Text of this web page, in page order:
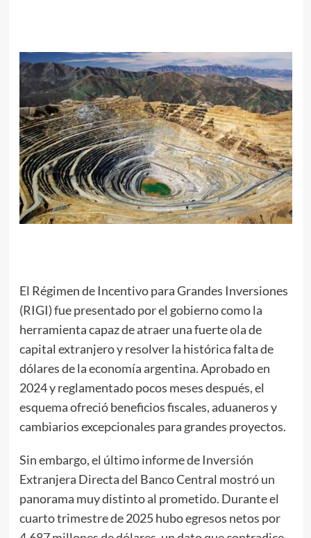
El Régimen de Incentivo para Grandes Inversiones
(RIGI) fue presentado por el gobierno como la
herramienta capaz de atraer una fuerte ola de
capital extranjero y resolver la histórica falta de
dólares de la economía argentina. Aprobado en
2024 y reglamentado pocos meses después, el
esquema ofreció beneficios fiscales, aduaneros y
cambiarios excepcionales para grandes proyectos.
Sin embargo, el último informe de Inversión
Extranjera Directa del Banco Central mostró un
panorama muy distinto al prometido. Durante el
cuarto trimestre de 2025 hubo egresos netos por